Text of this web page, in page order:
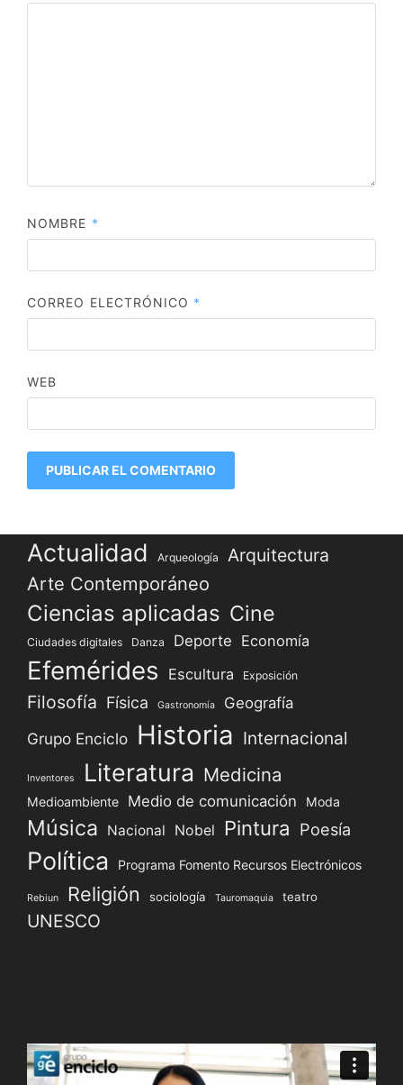
NOMBRE *
CORREO ELECTRÓNICO *
WEB
Actualidad Arqueología Arquitectura
Arte Contemporáneo
Ciencias aplicadas Cine
Ciudades digitales Danza Deporte Economía
Efemérides Escultura Exposición
Filosofía Física Gastronomía Geografía
Grupo Enciclo Historia Internacional
Inventores Literatura Medicina
Medioambiente Medio de comunicación Moda
Música Nacional Nobel Pintura Poesía
Política Programa Fomento Recursos Electrónicos
Rebiun Religión sociología Tauromaquia teatro
UNESCO